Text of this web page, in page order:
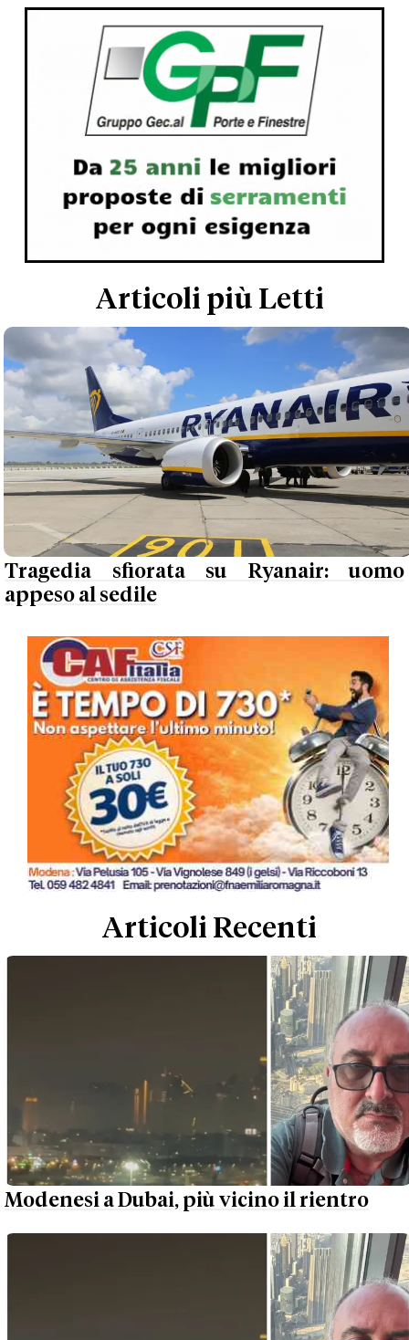
Articoli più Letti
Tragedia sfiorata su Ryanair: uomo
appeso al sedile
Articoli Recenti
Modenesi a Dubai, più vicino il rientro